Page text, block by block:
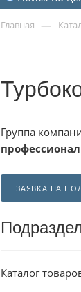
Главная —
Группа
ЗАЯВКА НА
Каталог